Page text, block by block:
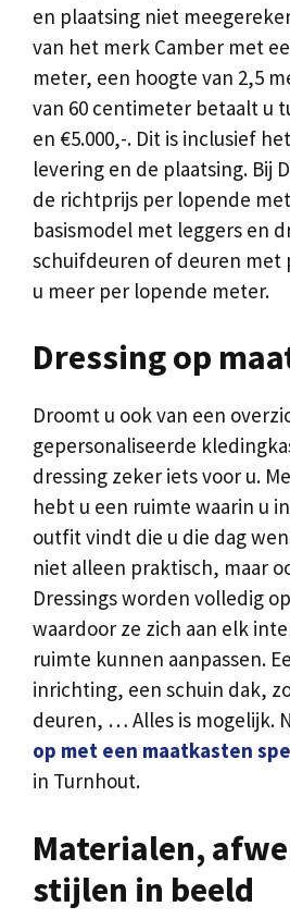
en plaatsing niet
van het merk Camber met
meter, een hoogte van 2,5
van 60 centimeter betaalt u
en €5.000,-. Dit is inclusief
levering en de plaatsing. Bij
de richtprijs per lopende
basismodel met leggers en
schuifdeuren of deuren met
u meer per lopende meter.
Dressing op
Droomt u ook van een
gepersonaliseerde
dressing zeker iets voor u.
hebt u een ruimte waarin u
outfit vindt die u die dag
niet alleen praktisch, maar
Dressings worden volledig
waardoor ze zich aan elk
ruimte kunnen aanpassen.
inrichting, een schuin dak,
deuren, … Alles is mogelijk.
op met een maatkasten
in Turnhout.
Materialen,
stijlen in beeld